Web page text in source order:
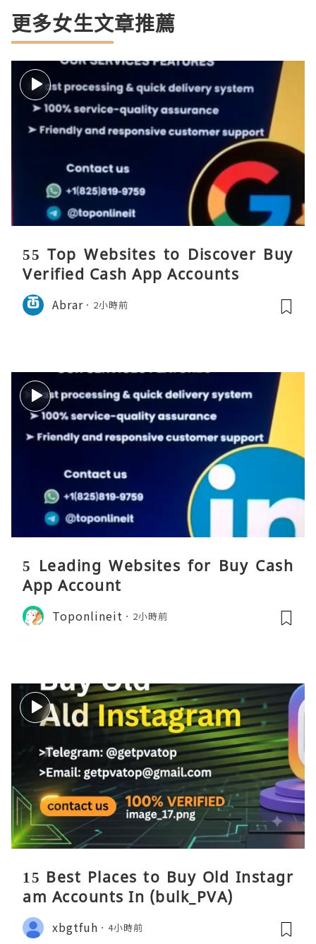
更多女生文章推薦
55 Top Websites to Discover Buy
Verified Cash App Accounts
Abrar 2小時前
5 Leading Websites for Buy Cash
App Account
Toponlineit 2小時前
15 Best Places to Buy Old Instagr
am Accounts In (bulk_PVA)
xbgtfuh 4小時前